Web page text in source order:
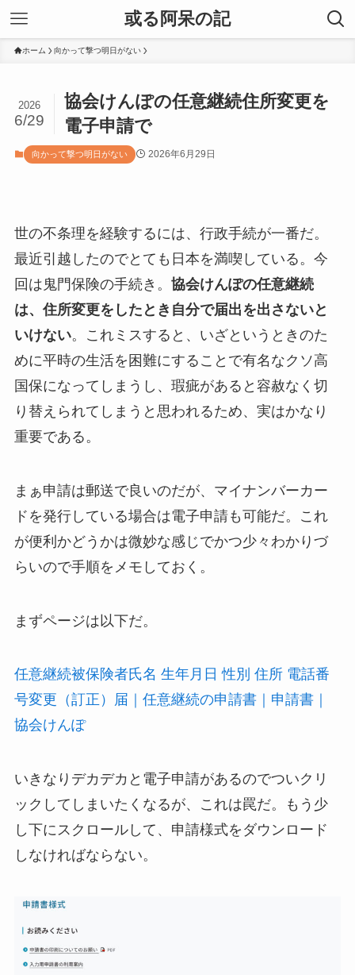
或る阿呆の記
ホーム 向かって撃つ明日がない
協会けんぽの任意継続住所変更を
電子申請で
2026
6/29
向かって撃つ明日がない 2026年6月29日
世の不条理を経験するには、行政手続が一番だ。
最近引越したのでとても日本を満喫している。今
回は鬼門保険の手続き。 協会けんぽの任意継続
は、住所変更をしたとき自分で届出を出さないと
いけない。これミスすると、いざというときのた
めに平時の生活を困難にすることで有名なクソ高
国保になってしまうし、瑕疵があると容赦なく切
り替えられてしまうと思われるため、実はかなり
重要である。
まぁ申請は郵送で良いのだが、マイナンバーカー
ドを発行している場合は電子申請も可能だ。これ
が便利かどうかは微妙な感じでかつ少々わかりづ
らいので手順をメモしておく。
まずページは以下だ。
任意継続被保険者氏名 生年月日 性別 住所 電話番
号変更（訂正）届｜任意継続の申請書｜申請書｜
協会けんぽ
いきなりデカデカと電子申請があるのでついクリ
ックしてしまいたくなるが、これは罠だ。もう少
し下にスクロールして、申請様式をダウンロード
しなければならない。